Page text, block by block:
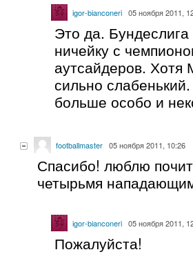
igor-bianconeri 05 ноября 2011,
Это да.
ничейку с
аутсайдеров. Хотя
сильно
больше особо и
footballmaster 05 ноября 2011, 10:26
Спасибо! люблю
четырьмя
igor-bianconeri 05 ноября 2011,
Пожалуйста!